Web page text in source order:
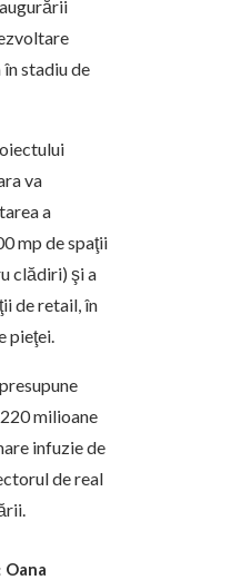
stadiu de
va
a
mp de spaţii
clădiri) şi a
de retail, în
pieţei.
milioane
infuzie de
de real
Oana